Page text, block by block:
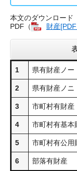
本文のダウンロード
PDF（
財産
1 県有財産ノー
2 県有財産ノニ
3 市町村有財産
4 市町村有基本
5 市町村有公用
6 部落有財産